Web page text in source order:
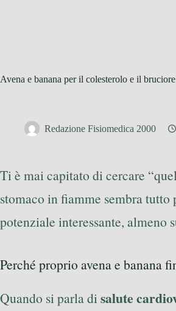
Avena e banana per il colesterolo e il
Redazione Fisiomedica 2000
Ti è mai capitato di cercare
stomaco in fiamme sembra
potenziale interessante,
Perché proprio avena e banana
Quando si parla disalute